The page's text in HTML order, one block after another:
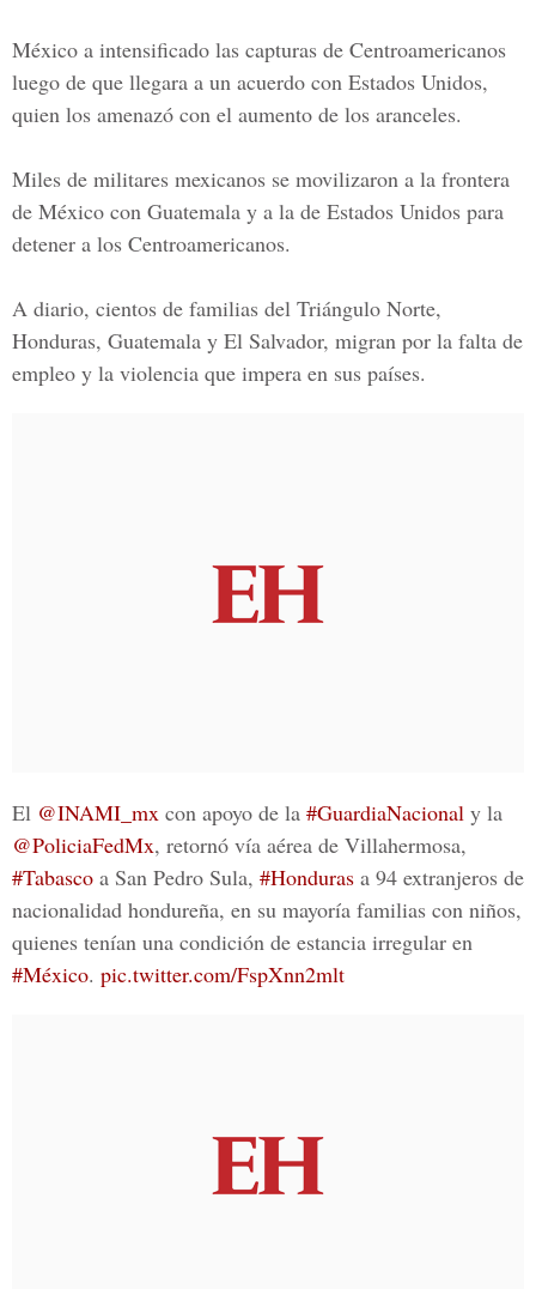
México a intensificado las capturas de Centroamericanos
luego de que llegara a un acuerdo con Estados Unidos,
quien los amenazó con el aumento de los aranceles.
Miles de militares mexicanos se movilizaron a la frontera
de México con Guatemala y a la de Estados Unidos para
detener a los Centroamericanos.
A diario, cientos de familias del Triángulo Norte,
Honduras, Guatemala y El Salvador, migran por la falta de
empleo y la violencia que impera en sus países.
El @INAMI_mx con apoyo de la #GuardiaNacional y la
@PoliciaFedMx, retornó vía aérea de Villahermosa,
#Tabasco a San Pedro Sula, #Honduras a 94 extranjeros de
nacionalidad hondureña, en su mayoría familias con niños,
quienes tenían una condición de estancia irregular en
#México. pic.twitter.com/FspXnn2mlt